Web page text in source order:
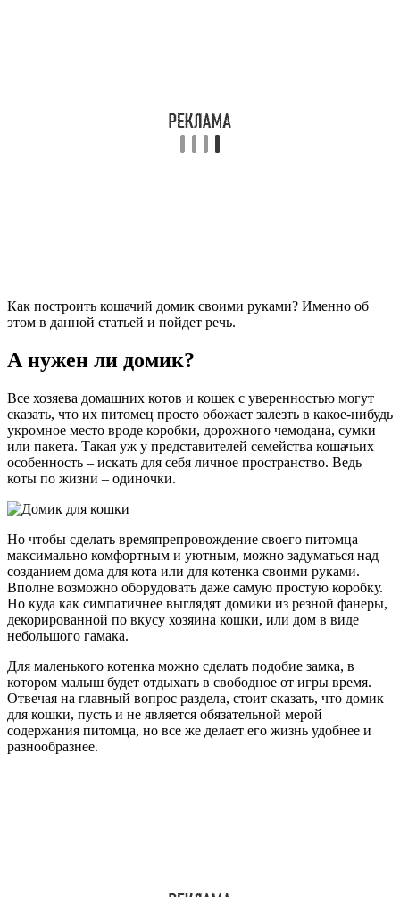
Как построить кошачий домик своими руками? Именно об
этом в данной статьей и пойдет речь.
А нужен ли домик?
Все хозяева домашних котов и кошек с уверенностью могут
сказать, что их питомец просто обожает залезть в какое-нибудь
укромное место вроде коробки, дорожного чемодана, сумки
или пакета. Такая уж у представителей семейства кошачьих
особенность – искать для себя личное пространство. Ведь
коты по жизни – одиночки.
Но чтобы сделать времяпрепровождение своего питомца
максимально комфортным и уютным, можно задуматься над
созданием дома для кота или для котенка своими руками.
Вполне возможно оборудовать даже самую простую коробку.
Но куда как симпатичнее выглядят домики из резной фанеры,
декорированной по вкусу хозяина кошки, или дом в виде
небольшого гамака.
Для маленького котенка можно сделать подобие замка, в
котором малыш будет отдыхать в свободное от игры время.
Отвечая на главный вопрос раздела, стоит сказать, что домик
для кошки, пусть и не является обязательной мерой
содержания питомца, но все же делает его жизнь удобнее и
разнообразнее.